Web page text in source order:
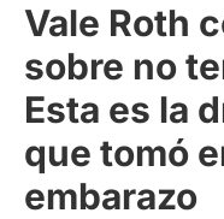
Vale Roth
sobre no
Esta es la
que tomó
embarazo